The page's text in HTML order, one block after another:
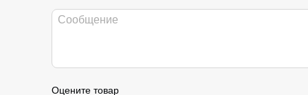
Оцените товар